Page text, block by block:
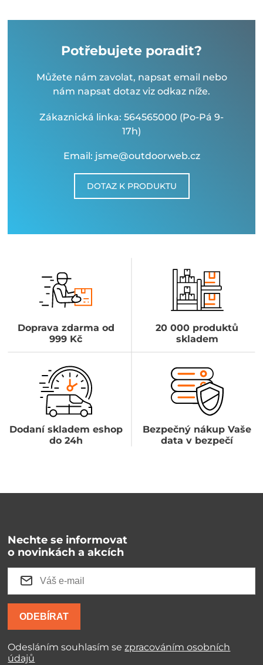
Potřebujete poradit?
Můžete nám zavolat, napsat email nebo
nám napsat dotaz viz odkaz níže.
Zákaznická linka: 564565000 (Po-Pá 9-
17h)
Email: jsme@outdoorweb.cz
DOTAZ K PRODUKTU
Doprava zdarma od
999 Kč
20 000 produktů
skladem
Dodaní skladem eshop
do 24h
Bezpečný nákup Vaše
data v bezpečí
Nechte se informovat
o novinkách a akcích
ODEBÍRAT
Odesláním souhlasím sezpracováním osobních
údajů